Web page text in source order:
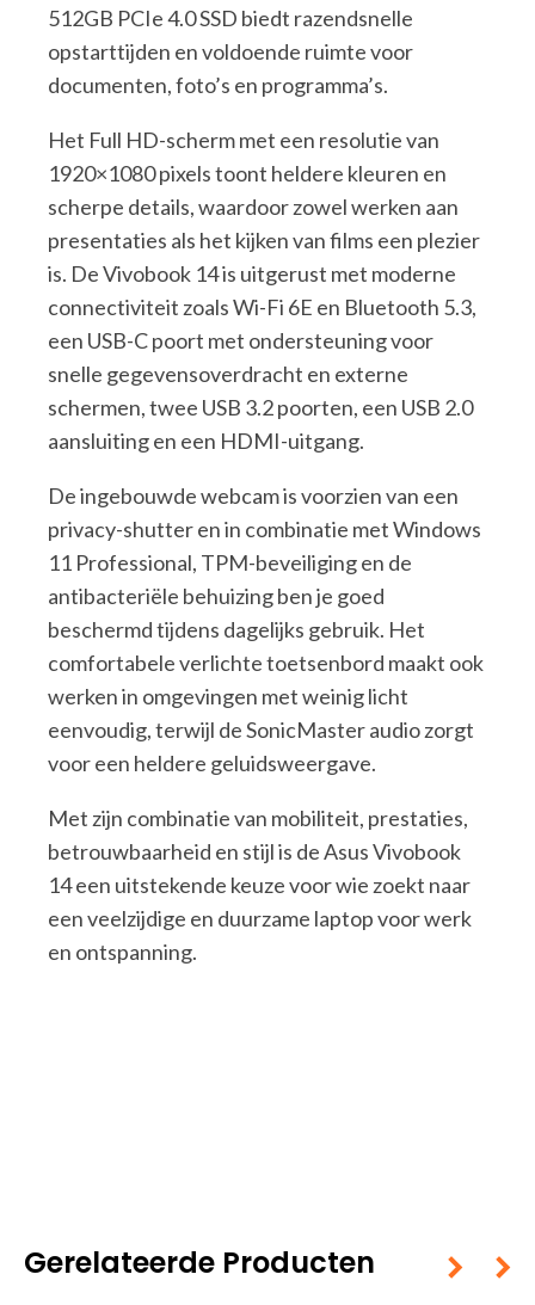
512GB PCIe 4.0 SSD biedt razendsnelle
opstarttijden en voldoende ruimte voor
documenten, foto’s en programma’s.
Het Full HD-scherm met een resolutie van
1920×1080 pixels toont heldere kleuren en
scherpe details, waardoor zowel werken aan
presentaties als het kijken van films een plezier
is. De Vivobook 14 is uitgerust met moderne
connectiviteit zoals Wi-Fi 6E en Bluetooth 5.3,
een USB-C poort met ondersteuning voor
snelle gegevensoverdracht en externe
schermen, twee USB 3.2 poorten, een USB 2.0
aansluiting en een HDMI-uitgang.
De ingebouwde webcam is voorzien van een
privacy-shutter en in combinatie met Windows
11 Professional, TPM-beveiliging en de
antibacteriële behuizing ben je goed
beschermd tijdens dagelijks gebruik. Het
comfortabele verlichte toetsenbord maakt ook
werken in omgevingen met weinig licht
eenvoudig, terwijl de SonicMaster audio zorgt
voor een heldere geluidsweergave.
Met zijn combinatie van mobiliteit, prestaties,
betrouwbaarheid en stijl is de Asus Vivobook
14 een uitstekende keuze voor wie zoekt naar
een veelzijdige en duurzame laptop voor werk
en ontspanning.
Gerelateerde Producten